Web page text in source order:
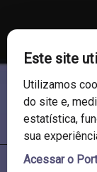
96
Este site
Utilizamos
do site e,
estatística,
sua
Acessar o